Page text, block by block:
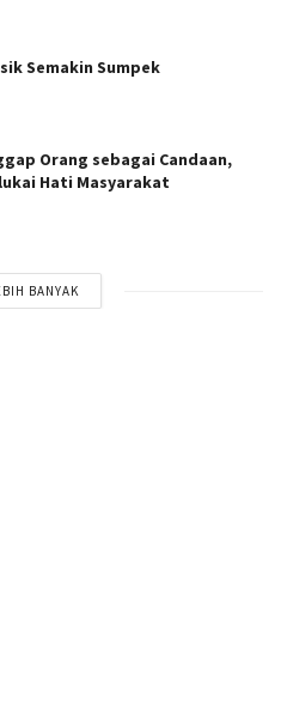
Semakin Sumpek
Orang sebagai Candaan,
Hati Masyarakat
BANYAK